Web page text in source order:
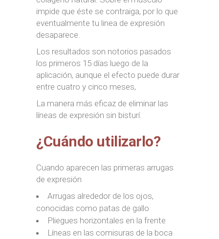
impide que éste se contraiga, por lo que
eventualmente tu linea de expresión
desaparece.
Los resultados son notorios pasados
los primeros 15 días luego de la
aplicación, aunque el efecto puede durar
entre cuatro y cinco meses,
La manera más eficaz de eliminar las
líneas de expresión sin bisturí.
¿Cuándo utilizarlo?
Cuando aparecen las primeras arrugas
de expresión
Arrugas alrededor de los ojos,
conocidas como patas de gallo
Pliegues horizontales en la frente
Líneas en las comisuras de la boca